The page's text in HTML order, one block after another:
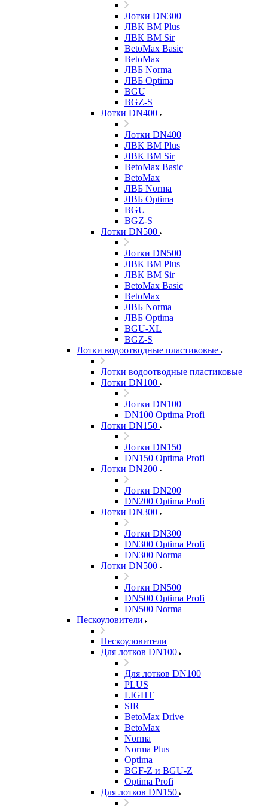
Лотки DN300
ЛВК ВМ Plus
ЛВК ВМ Sir
BetoMax Basic
BetoMax
ЛВБ Norma
ЛВБ Optima
BGU
BGZ-S
Лотки DN400
Лотки DN400
ЛВК ВМ Plus
ЛВК ВМ Sir
BetoMax Basic
BetoMax
ЛВБ Norma
ЛВБ Optima
BGU
BGZ-S
Лотки DN500
Лотки DN500
ЛВК ВМ Plus
ЛВК ВМ Sir
BetoMax Basic
BetoMax
ЛВБ Norma
ЛВБ Optima
BGU-XL
BGZ-S
Лотки водоотводные пластиковые
Лотки водоотводные пластиковые
Лотки DN100
Лотки DN100
DN100 Optima Profi
Лотки DN150
Лотки DN150
DN150 Optima Profi
Лотки DN200
Лотки DN200
DN200 Optima Profi
Лотки DN300
Лотки DN300
DN300 Optima Profi
DN300 Norma
Лотки DN500
Лотки DN500
DN500 Optima Profi
DN500 Norma
Пескоуловители
Пескоуловители
Для лотков DN100
Для лотков DN100
PLUS
LIGHT
SIR
BetoMax Drive
BetoMax
Norma
Norma Plus
Optima
BGF-Z и BGU-Z
Optima Profi
Для лотков DN150